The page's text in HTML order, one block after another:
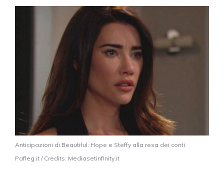
Anticipazioni di Beautiful: Hope e Steffy alla resa dei conti
Pafleg.it / Credits: Mediasetinfinity.it